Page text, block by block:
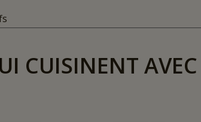
CUISINENT